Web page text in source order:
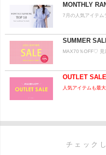
MONTHLY
7月の人気アイテ
SUMMER
MAX70％OFF♡ 見
OUTLET SALE
人気アイテムも最
チェック